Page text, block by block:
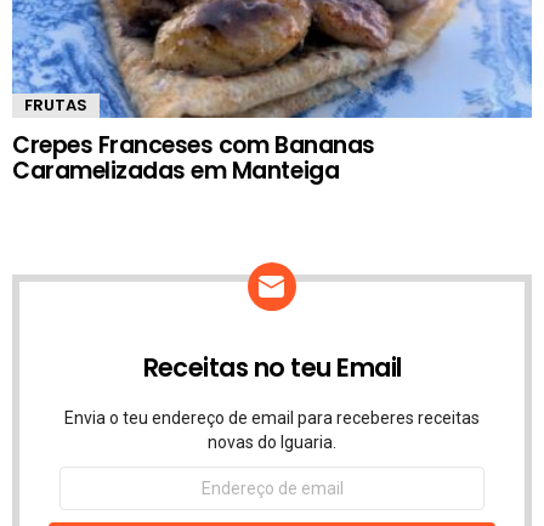
FRUTAS
Crepes Franceses com Bananas
Caramelizadas em Manteiga
Receitas no teu Email
Envia o teu endereço de email para receberes receitas
novas do Iguaria.
Endereço
email